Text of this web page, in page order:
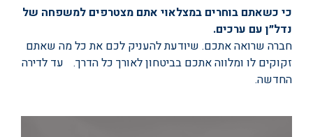
כי כשאתם בוחרים במצלאוי אתם מצטרפים למשפחה של
נדל״ן עם ערכים.
חברה שרואה אתכם. שיודעת להעניק לכם את כל מה שאתם
זקוקים לו ומלווה אתכם בביטחון לאורך כל הדרך. עד לדירה
החדשה.